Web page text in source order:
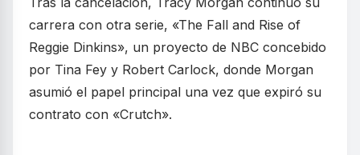
carrera con otra serie, «The Fall and Rise of
Reggie Dinkins», un proyecto de NBC concebido
por Tina Fey y Robert Carlock, donde Morgan
asumió el papel principal una vez que expiró su
contrato con «Crutch».